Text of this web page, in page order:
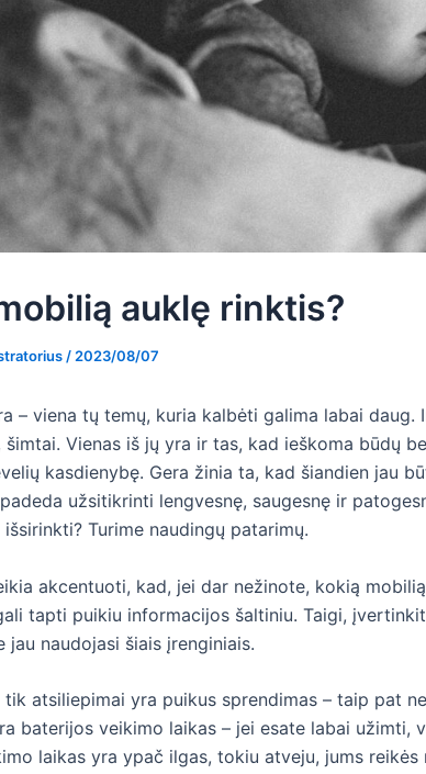
auklę rinktis?
/ 2023/08/07
– viena tų temų, kuria kalbėti galima labai daug.
Vienas iš jų yra ir tas, kad ieškoma būdų
kasdienybę. Gera žinia ta, kad šiandien jau
užsitikrinti lengvesnę, saugesnę ir
Turime naudingų patarimų.
akcentuoti, kad, jei dar nežinote, kokią
tapti puikiu informacijos šaltiniu. Taigi,
jau naudojasi šiais įrenginiais.
tik atsiliepimai yra puikus sprendimas – taip pat
baterijos veikimo laikas – jei esate labai užimti,
laikas yra ypač ilgas, tokiu atveju, jums reikės